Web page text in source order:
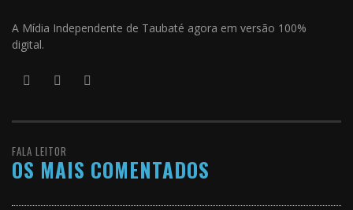
A Mídia Independente de Taubaté agora em versão 100%
digital.
FALA LEITOR
OS MAIS COMENTADOS